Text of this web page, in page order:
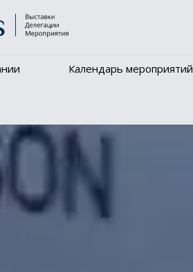
Календарь мероприятий